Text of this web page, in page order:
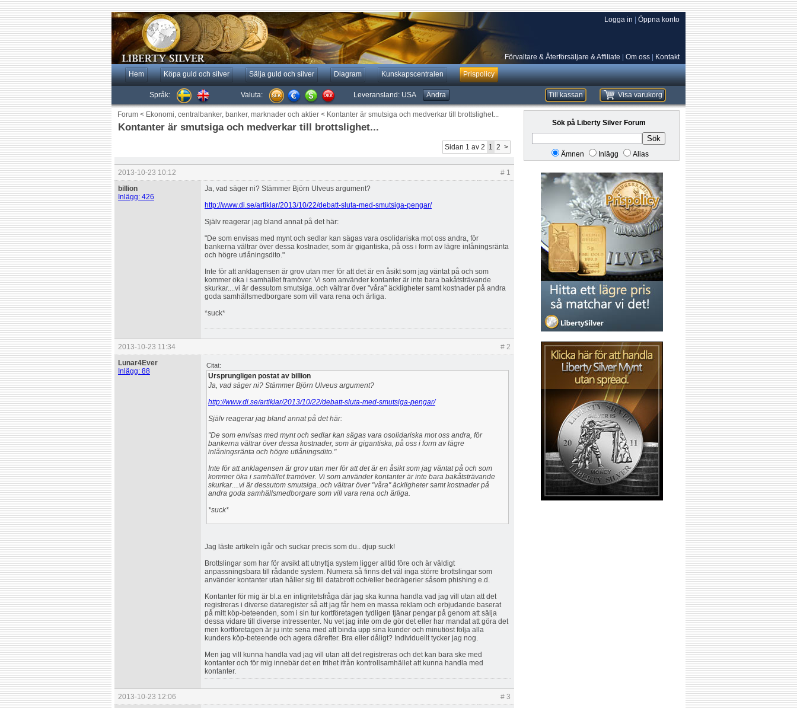
Logga in Öppna konto
Förvaltare & Återförsäljare & Affiliate Om oss Kontakt
Hem Köpa guld och silver Sälja guld och silver Diagram Kunskapscentralen Prispolicy
Språk: Valuta: Leveransland: USA Ändra Visa varukorg
Till kassan
Forum < Ekonomi, centralbanker, banker, marknader och aktier < Kontanter är smutsiga och medverkar till brottslighet...
Kontanter är smutsiga och medverkar till brottslighet...
Sidan 1 av 2 1 2 >
2013-10-23 10:12
# 1
billion
Inlägg: 426
Ja, vad säger ni? Stämmer Björn Ulveus argument?
http://www.di.se/artiklar/2013/10/22/debatt-sluta-med-smutsiga-pengar/
Själv reagerar jag bland annat på det här:
"De som envisas med mynt och sedlar kan sägas vara osolidariska mot oss andra, för
bankerna vältrar över dessa kostnader, som är gigantiska, på oss i form av lägre inlåningsränta
och högre utlåningsdito."
Inte för att anklagensen är grov utan mer för att det är en åsikt som jag väntat på och som
kommer öka i samhället framöver. Vi som använder kontanter är inte bara bakåtsträvande
skurkar....vi är dessutom smutsiga..och vältrar över "våra" äckligheter samt kostnader på andra
goda samhällsmedborgare som vill vara rena och ärliga.
*suck*
2013-10-23 11:34
# 2
Lunar4Ever
Inlägg: 88
Citat:
Ursprungligen postat av billion
Ja, vad säger ni? Stämmer Björn Ulveus argument?
http://www.di.se/artiklar/2013/10/22/debatt-sluta-med-smutsiga-pengar/
Själv reagerar jag bland annat på det här:
"De som envisas med mynt och sedlar kan sägas vara osolidariska mot oss andra, för
bankerna vältrar över dessa kostnader, som är gigantiska, på oss i form av lägre
inlåningsränta och högre utlåningsdito."
Inte för att anklagensen är grov utan mer för att det är en åsikt som jag väntat på och som
kommer öka i samhället framöver. Vi som använder kontanter är inte bara bakåtsträvande
skurkar....vi är dessutom smutsiga..och vältrar över "våra" äckligheter samt kostnader på
andra goda samhällsmedborgare som vill vara rena och ärliga.
*suck*
Jag läste artikeln igår och suckar precis som du.. djup suck!
Brottslingar som har för avsikt att utnyttja system ligger alltid före och är väldigt
anpassningsbara till rådande system. Numera så finns det väl inga större brottslingar som
använder kontanter utan håller sig till databrott och/eller bedrägerier såsom phishing e.d.
Kontanter för mig är bl.a en intigritetsfråga där jag ska kunna handla vad jag vill utan att det
registreras i diverse dataregister så att jag får hem en massa reklam och erbjudande baserat
på mitt köp-beteenden, som i sin tur kortföretagen tydligen tjänar pengar på genom att sälja
dessa vidare till diverse intressenter. Nu vet jag inte om de gör det eller har mandat att göra det
men kortföretagen är ju inte sena med att binda upp sina kunder och minutiöst följa alla
kunders köp-beteende och agera därefter. Bra eller dåligt? Individuellt tycker jag nog.
Men jag vill kunna handla vad jag vill utan att det registreras och det kan bara ske med
kontanter och för mig innebär det en frihet ifrån kontrollsamhället att kunna handla med
kontanter.
2013-10-23 12:06
# 3
Sök på Liberty Silver Forum
Sök
Ämnen Inlägg Alias